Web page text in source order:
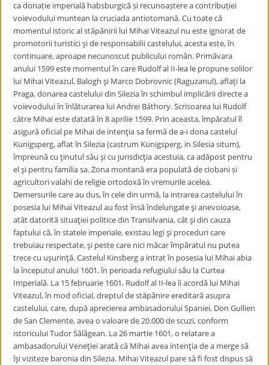
ca donație imperială habsburgică și recunoaștere a contribuției
voievodului muntean la cruciada antiotomană. Cu toate că
momentul istoric al stăpânirii lui Mihai Viteazul nu este ignorat de
promotorii turistici şi de responsabilii castelului, acesta este, în
continuare, aproape necunoscut publicului român. Primăvara
anului 1599 este momentul în care Rudolf al II-lea le propune solilor
lui Mihai Viteazul, Balogh şi Marco Dobrovnic (Raguzanul), aflaţi la
Praga, donarea castelului din Silezia în schimbul implicării directe a
voievodului în înlăturarea lui Andrei Báthory. Scrisoarea lui Rudolf
către Mihai este datată în 8 aprilie 1599. Prin aceasta, împăratul îl
asigură oficial pe Mihai de intenţia sa fermă de a-i dona castelul
Künigsperg, aflat în Silezia (castrum Künigsperg, in Silesia situm),
împreună cu ţinutul său şi cu jurisdicţia acestuia, ca adăpost pentru
el şi pentru familia sa. Zona montană era populată de ciobani și
agricultori valahi de religie ortodoxă în vremurile acelea.
Demersurile care au dus, în cele din urmă, la intrarea castelului în
posesia lui Mihai Viteazul au fost însă îndelungate şi anevoioase,
atât datorită situaţiei politice din Transilvania, cât şi din cauza
faptului că, în statele imperiale, existau legi şi proceduri care
trebuiau respectate, şi peste care nici măcar împăratul nu putea
trece cu uşurinţă. Castelul Kinsberg a intrat în posesia lui Mihai abia
la începutul anului 1601, în perioada refugiului său la Curtea
Imperială. La 15 februarie 1601, Rudolf al II-lea îi acordă lui Mihai
Viteazul, în mod oficial, dreptul de stăpânire ereditară asupra
castelului, care, după aprecierea ambasadorului Spaniei, Don Gullien
de San Clemente, avea o valoare de 20.000 de scuzi, conform
istoricului Tudor Sălăgean. La 26 martie 1601, o relatare a
ambasadorului Veneţiei arată că Mihai avea intenţia de a merge să
îşi viziteze baronia din Silezia. Mihai Viteazul pare să fi fost dispus să